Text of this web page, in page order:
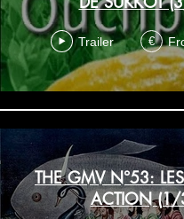
Trailer €
THE GMV N°53:
ACTION (1/